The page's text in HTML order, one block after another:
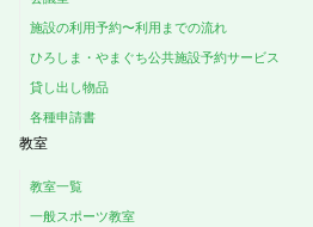
施設の利用予約〜利用までの流れ
ひろしま・やまぐち公共施設予約サービス
貸し出し物品
各種申請書
教室
教室一覧
一般スポーツ教室